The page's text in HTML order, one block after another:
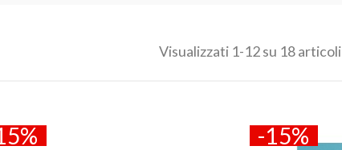
Visualizzati 1-12 su 18 articoli
-15%